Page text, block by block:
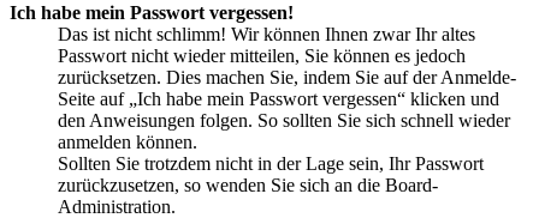
Ich habe mein Passwort vergessen!
Das ist nicht schlimm! Wir können Ihnen zwar Ihr altes
Passwort nicht wieder mitteilen, Sie können es jedoch
zurücksetzen. Dies machen Sie, indem Sie auf der Anmelde-
Seite auf „Ich habe mein Passwort vergessen“ klicken und
den Anweisungen folgen. So sollten Sie sich schnell wieder
anmelden können.
Sollten Sie trotzdem nicht in der Lage sein, Ihr Passwort
zurückzusetzen, so wenden Sie sich an die Board-
Administration.